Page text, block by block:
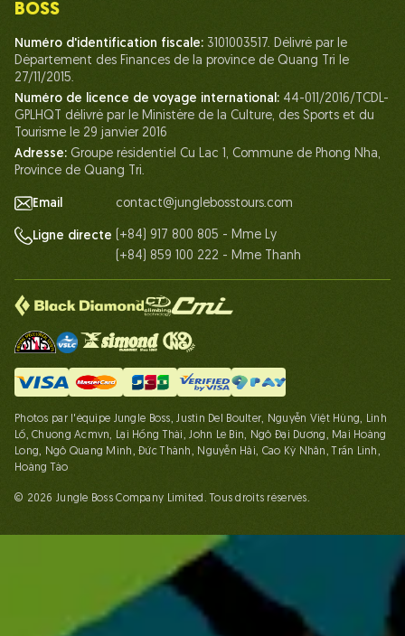
Nos Certifications
Partenariats
Contactez-Nous
BOSS
Numéro d'identification fiscale: 3101003517. Délivré par le
Département des Finances de la province de Quang Tri le
27/11/2015.
Numéro de licence de voyage international: 44-011/2016/TCDL-
GPLHQT délivré par le Ministère de la Culture, des Sports et du
Tourisme le 29 janvier 2016
Adresse: Groupe résidentiel Cu Lac 1, Commune de Phong Nha,
Province de Quang Tri.
Email contact@junglebosstours.com
Ligne directe (+84) 917 800 805 - Mme Ly
(+84) 859 100 222 - Mme Thanh
Photos par l'équipe Jungle Boss, Justin Del Boulter, Nguyễn Việt Hùng, Linh
Lố, Chuong Acmvn, Lại Hồng Thái, John Le Bin, Ngô Đại Dương, Mai Hoàng
Long, Ngô Quang Minh, Đức Thành, Nguyễn Hải, Cao Kỳ Nhân, Trần Linh,
Hoàng Táo
© 2026 Jungle Boss Company Limited. Tous droits réservés.